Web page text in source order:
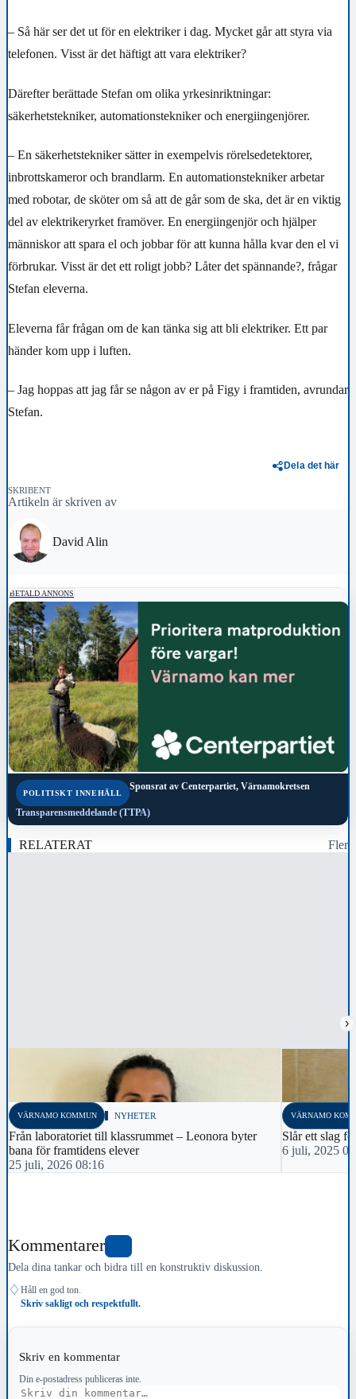
– Så här ser det ut för en elektriker i dag. Mycket går att styra via
telefonen. Visst är det häftigt att vara elektriker?
Därefter berättade Stefan om olika yrkesinriktningar:
säkerhetstekniker, automationstekniker och energiingenjörer.
– En säkerhetstekniker sätter in exempelvis rörelsedetektorer,
inbrottskameror och brandlarm. En automationstekniker arbetar
med robotar, de sköter om så att de går som de ska, det är en viktig
del av elektrikeryrket framöver. En energiingenjör och hjälper
människor att spara el och jobbar för att kunna hålla kvar den el vi
förbrukar. Visst är det ett roligt jobb? Låter det spännande?, frågar
Stefan eleverna.
Eleverna får frågan om de kan tänka sig att bli elektriker. Ett par
händer kom upp i luften.
– Jag hoppas att jag får se någon av er på Figy i framtiden, avrundar
Stefan.
Dela det här
SKRIBENT
Artikeln är skriven av
David Alin
BETALD ANNONS
POLITISKT INNEHÅLL
Sponsrat av Centerpartiet, Värnamokretsen
Transparensmeddelande (TTPA)
RELATERAT Fler
›
VÄRNAMO KOMMUN NYHETER
Från laboratoriet till klassrummet – Leonora byter
bana för framtidens elever
25 juli, 2026 08:16
VÄRNAMO
Slår ett slag
6 juli, 2025
Kommentarer
Dela dina tankar och bidra till en konstruktiv diskussion.
♢ Håll en god ton.
Skriv sakligt och respektfullt.
Skriv en kommentar
Din e-postadress publiceras inte.
Kommentar